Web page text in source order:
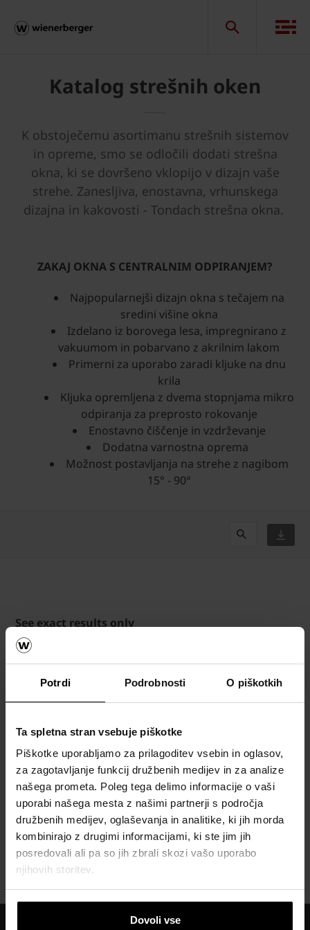
Potrdi Podrobnosti O piškotkih
Ta spletna stran vsebuje piškotke
Piškotke uporabljamo za prilagoditev vsebin in oglasov,
za zagotavljanje funkcij družbenih medijev in za analize
našega prometa. Poleg tega delimo informacije o vaši
uporabi našega mesta z našimi partnerji s področja
družbenih medijev, oglaševanja in analitike, ki jih morda
kombinirajo z drugimi informacijami, ki ste jim jih
posredovali ali pa so jih zbrali skozi vašo uporabo
njihovih storitev.
Dovoli vse
Katalog strešnih oken
K obstoječemu asortimanu strešnih sistemov
in opreme, smo se odločili dodati strešna
okna, ki se dovršeno vklopijo v dizajn vaše
strehe. Zanesljiva, enostavna, vrhunskega
dizajna in kakovosti - Tondach strešna okna.
ZAKAJ OKNA S CENTRALNIM ODPIRANJEM?
Najpopularnejši dizajn okna s tečajem na
sredini višine okna
Izdelano iz borovega lesa, impregnirano z
vakuumom in pobarvano z akrilnim lakom
Primerni za uporabo zaradi kljuke na dnu
krila
Kljuka opremljena z dvema stopnjama mikro
odpiranja za preprosto rokovanje
Enostavno čiščenje in vzdrževanje
Dodatna varnostna oprema
Možnost postavljanja na strehe z nagibom
15° - 90°
See exact results only
pdf, 8 MB
WIE_Tondach krovni
prozori_SLO_2024_digital
wienerberger Slovenija
Orodja in tehnicna
podpora
Prenosi / Download
Mednarodno znanje in izkušnje